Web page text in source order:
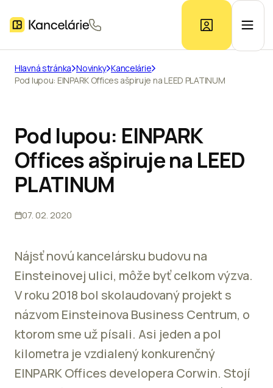
Ponuka kancelárií
Prieskum trhu
Kontakt
Hlavná stránka Novinky Kancelárie
Pod lupou: EINPARK Offices ašpiruje na LEED PLATINUM
Pod lupou: EINPARK
Offices ašpiruje na LEED
PLATINUM
07. 02. 2020
Nájsť novú kancelársku budovu na
Einsteinovej ulici, môže byť celkom výzva.
V roku 2018 bol skolaudovaný projekt s
názvom Einsteinova Business Centrum, o
ktorom sme už písali. Asi jeden a pol
kilometra je vzdialený konkurenčný
EINPARK Offices developera Corwin. Stojí